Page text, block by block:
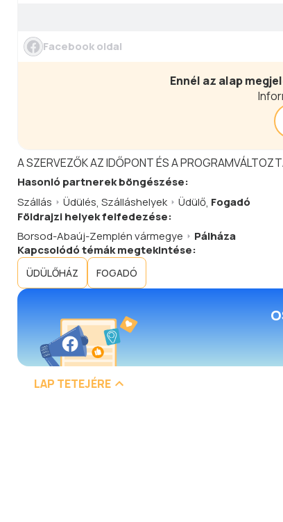
Facebook oldal
Ennél az alap
A SZERVEZŐK AZ IDŐPONT ÉS A
Hasonló partnerekböngészése:
Szállás
Üdülés, Szálláshelyek Üdülő, Fogadó
Földrajzi helyek felfedezése:
Borsod-Abaúj-Zemplén vármegye
Pálháza
Kapcsolódó témák megtekintése:
ÜDÜLŐHÁZ FOGADÓ
LAP TETEJÉRE